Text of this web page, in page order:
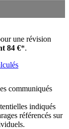
une révision
84 €*.
communiqués
indiqués
référencés sur